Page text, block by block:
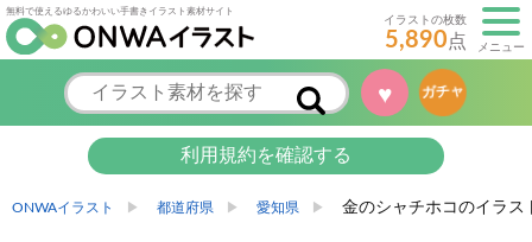
無料で使えるゆるかわいい手書きイラスト素材サイト
イラストの枚数
5,890点 メニュー
♥ ガチャ
利用規約を確認する
ONWAイラスト 都道府県 愛知県 金のシャチホコのイラス